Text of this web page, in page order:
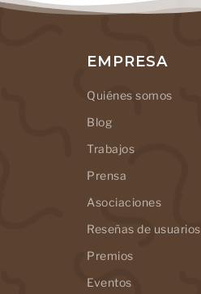
EMPRESA
Quiénes somos
Blog
Trabajos
Prensa
Asociaciones
Reseñas de usuarios
Premios
Eventos